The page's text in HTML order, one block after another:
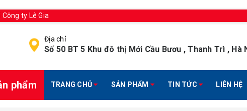
ty Lê Gia
Địa chỉ
Số 50 BT 5 Khu đô thị Mới Cầu Bươu , Thanh Trì , Hà
phẩm TRANG CHỦ SẢN PHẨM TIN TỨC LIÊN HỆ